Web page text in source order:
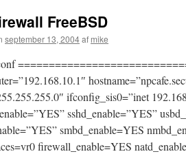
FreeBSD
september 13, 2004af mike
ifconfig_sis0=”inet
sshd_enable=”YES”
smbd_enable=YES
firewall_enable=YES